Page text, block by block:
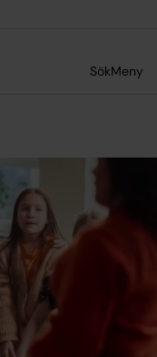
SökMeny